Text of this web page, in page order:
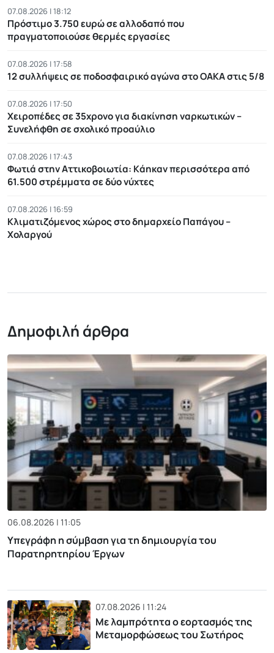
07.08.2026 | 18:12
Πρόστιμο 3.750 ευρώ σε αλλοδαπό που
πραγματοποιούσε θερμές εργασίες
07.08.2026 | 17:58
12 συλλήψεις σε ποδοσφαιρικό αγώνα στο ΟΑΚΑ στις 5/8
07.08.2026 | 17:50
Χειροπέδες σε 35χρονο για διακίνηση ναρκωτικών –
Συνελήφθη σε σχολικό προαύλιο
07.08.2026 | 17:43
Φωτιά στην Αττικοβοιωτία: Kάηκαν περισσότερα από
61.500 στρέμματα σε δύο νύχτες
07.08.2026 | 16:59
Κλιματιζόμενος χώρος στο δημαρχείο Παπάγου –
Χολαργού
Δημοφιλή άρθρα
06.08.2026 | 11:05
Υπεγράφη η σύμβαση για τη δημιουργία του
Παρατηρητηρίου Έργων
07.08.2026 | 11:24
Με λαμπρότητα ο εορτασμός της
Μεταμορφώσεως του Σωτήρος